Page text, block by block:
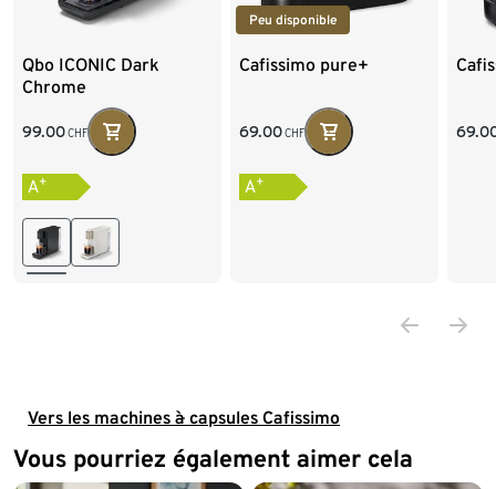
Qbo ICONIC Dark
Chrome
99.00CHF
A+
Peu disponible
Cafissimo pure+
69.00CHF
A+
Vers les machines à capsules Cafissimo
Vous pourriez également aimer cela